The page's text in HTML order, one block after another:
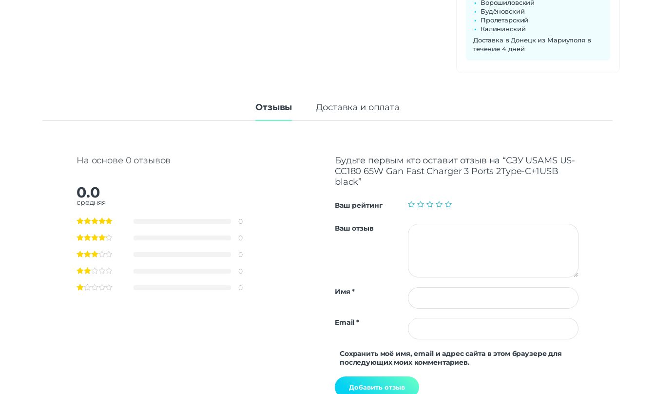
Ворошиловский
Будёновский
Пролетарский
Калининский
Доставка в Донецк из Мариуполя в
течение 4 дней
Отзывы Доставка и оплата
На основе 0 отзывов
0.0
средняя
0
0
0
0
0
Будьте первым кто оставит отзыв на “СЗУ USAMS US-
CC180 65W Gan Fast Charger 3 Ports 2Type-C+1USB
black”
Ваш рейтинг
Ваш отзыв
Имя*
Email*
Сохранить моё имя, email и адрес сайта в этом браузере для
последующих моих комментариев.